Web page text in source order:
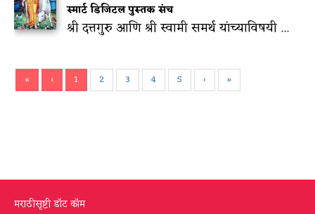
स्मार्ट डिजिटल पुस्तक संच
श्री दत्तगुरु आणि श्री स्वामी समर्थ यांच्याविषयी ...
« ‹ 1 2 3 4 5 › »
मराठीसृष्टी डॉट कॉम